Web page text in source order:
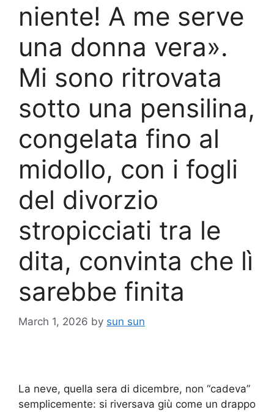
niente! A me serve
una donna vera».
Mi sono ritrovata
sotto una pensilina,
congelata fino al
midollo, con i fogli
del divorzio
stropicciati tra le
dita, convinta che lì
sarebbe finita
March 1, 2026 by sun sun
La neve, quella sera di dicembre, non “cadeva”
semplicemente: si riversava giù come un drappo